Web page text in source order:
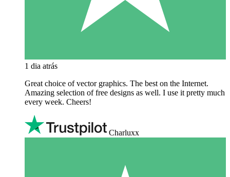
1 dia atrás
Great choice of vector graphics. The best on the Internet.
Amazing selection of free designs as well. I use it pretty much
every week. Cheers!
Charluxx